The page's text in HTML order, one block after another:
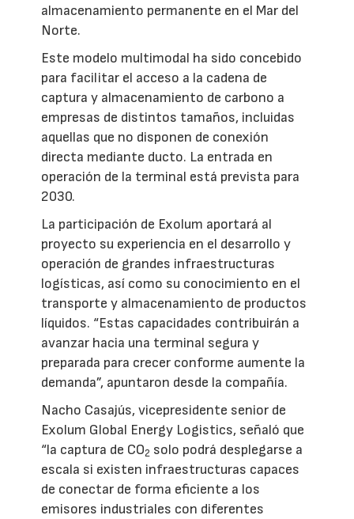
almacenamiento permanente en el Mar del
Norte.
Este modelo multimodal ha sido concebido
para facilitar el acceso a la cadena de
captura y almacenamiento de carbono a
empresas de distintos tamaños, incluidas
aquellas que no disponen de conexión
directa mediante ducto. La entrada en
operación de la terminal está prevista para
2030.
La participación de Exolum aportará al
proyecto su experiencia en el desarrollo y
operación de grandes infraestructuras
logísticas, así como su conocimiento en el
transporte y almacenamiento de productos
líquidos. “Estas capacidades contribuirán a
avanzar hacia una terminal segura y
preparada para crecer conforme aumente la
demanda”, apuntaron desde la compañía.
Nacho Casajús, vicepresidente senior de
Exolum Global Energy Logistics, señaló que
“la captura de CO2 solo podrá desplegarse a
escala si existen infraestructuras capaces
de conectar de forma eficiente a los
emisores industriales con diferentes